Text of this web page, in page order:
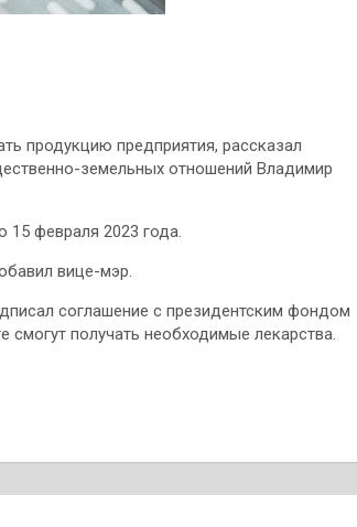
продукцию предприятия, рассказал
земельных отношений Владимир
15 февраля 2023 года.
вице-мэр.
соглашение с президентским фондом
смогут получать необходимые лекарства.